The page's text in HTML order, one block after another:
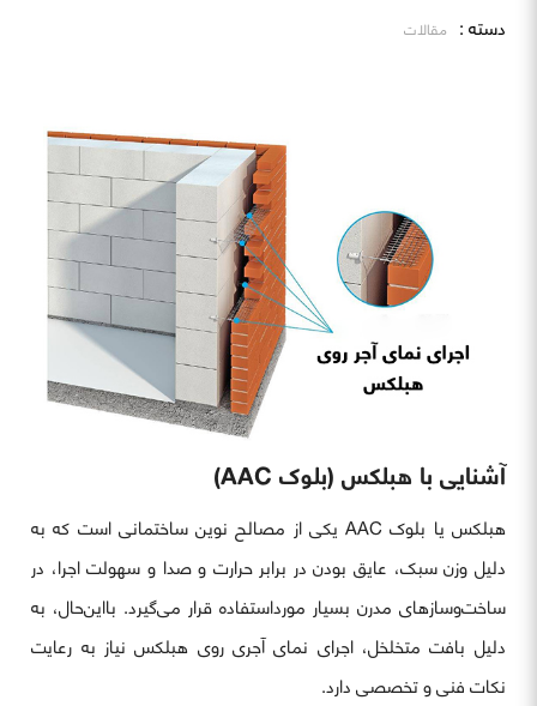
دسته : مقالات
آشنایی با هبلکس (بلوک AAC)
هبلکس یا بلوک AAC یکی از مصالح نوین ساختمانی است که به
دلیل وزن سبک، عایق بودن در برابر حرارت و صدا و سهولت اجرا، در
ساخت‌وسازهای مدرن بسیار مورداستفاده قرار می‌گیرد. بااین‌حال، به
دلیل بافت متخلخل، اجرای نمای آجری روی هبلکس نیاز به رعایت
نکات فنی و تخصصی دارد.